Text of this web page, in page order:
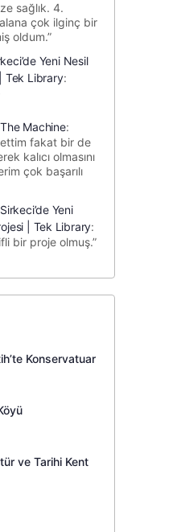
sağlık. 4.
alana çok ilginç bir
oldum.”
Yeni Nesil
Tek Library:
The Machine:
fakat bir de
kalıcı olmasını
çok başarılı
Sirkeci’de Yeni
| Tek Library:
bir proje olmuş.”
Konservatuar
ve Tarihi Kent